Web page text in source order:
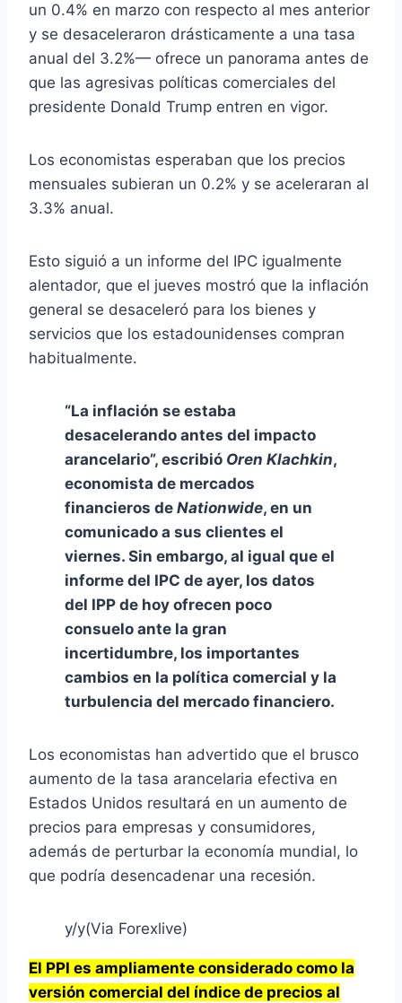
un 0.4% en marzo con respecto al mes anterior
y se desaceleraron drásticamente a una tasa
anual del 3.2%— ofrece un panorama antes de
que las agresivas políticas comerciales del
presidente Donald Trump entren en vigor.
Los economistas esperaban que los precios
mensuales subieran un 0.2% y se aceleraran al
3.3% anual.
Esto siguió a un informe del IPC igualmente
alentador, que el jueves mostró que la inflación
general se desaceleró para los bienes y
servicios que los estadounidenses compran
habitualmente.
“La inflación se estaba
desacelerando antes del impacto
arancelario”, escribió Oren Klachkin,
economista de mercados
financieros de Nationwide, en un
comunicado a sus clientes el
viernes. Sin embargo, al igual que el
informe del IPC de ayer, los datos
del IPP de hoy ofrecen poco
consuelo ante la gran
incertidumbre, los importantes
cambios en la política comercial y la
turbulencia del mercado financiero.
Los economistas han advertido que el brusco
aumento de la tasa arancelaria efectiva en
Estados Unidos resultará en un aumento de
precios para empresas y consumidores,
además de perturbar la economía mundial, lo
que podría desencadenar una recesión.
y/y(Via Forexlive)
El PPI es ampliamente considerado como la
versión comercial del índice de precios al